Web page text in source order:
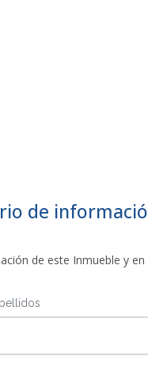
de
de este Inmueble y